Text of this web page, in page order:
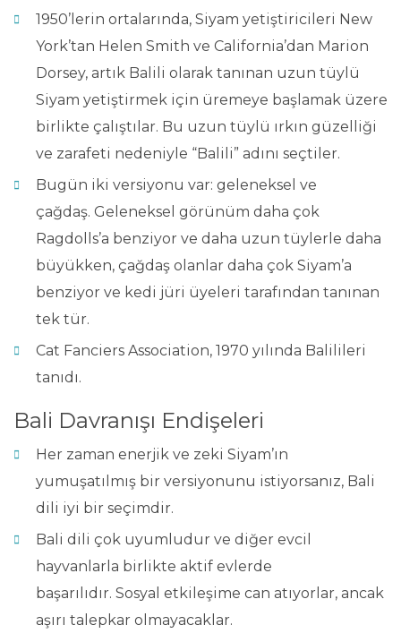
1950’lerin ortalarında, Siyam yetiştiricileri New
York’tan Helen Smith ve California’dan Marion
Dorsey, artık Balili olarak tanınan uzun tüylü
Siyam yetiştirmek için üremeye başlamak üzere
birlikte çalıştılar. Bu uzun tüylü ırkın güzelliği
ve zarafeti nedeniyle “Balili” adını seçtiler.
Bugün iki versiyonu var: geleneksel ve
çağdaş. Geleneksel görünüm daha çok
Ragdolls’a benziyor ve daha uzun tüylerle daha
büyükken, çağdaş olanlar daha çok Siyam’a
benziyor ve kedi jüri üyeleri tarafından tanınan
tek tür.
Cat Fanciers Association, 1970 yılında Balilileri
tanıdı.
Bali Davranışı Endişeleri
Her zaman enerjik ve zeki Siyam’ın
yumuşatılmış bir versiyonunu istiyorsanız, Bali
dili iyi bir seçimdir.
Bali dili çok uyumludur ve diğer evcil
hayvanlarla birlikte aktif evlerde
başarılıdır. Sosyal etkileşime can atıyorlar, ancak
aşırı talepkar olmayacaklar.